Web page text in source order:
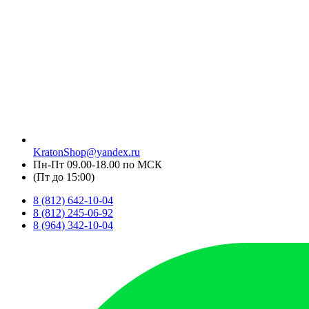
KratonShop@yandex.ru
Пн-Пт 09.00-18.00 по МСК
(Пт до 15:00)
8 (812) 642-10-04
8 (812) 245-06-92
8 (964) 342-10-04